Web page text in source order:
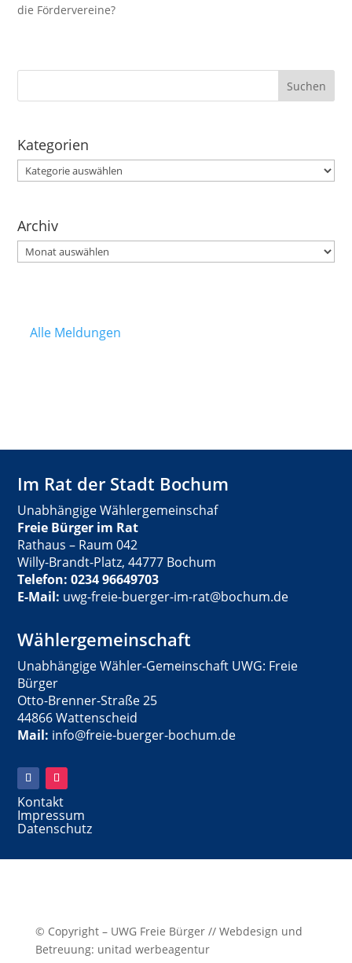
die Fördervereine?
Kategorien
Kategorien
Archiv
Archiv
Alle Meldungen
Im Rat der Stadt Bochum
Unabhängige Wählergemeinschaf
Freie Bürger im Rat
Rathaus – Raum 042
Willy-Brandt-Platz, 44777 Bochum
Telefon: 0234 96649703
E-Mail: uwg-freie-buerger-im-rat@bochum.de
Wählergemeinschaft
Unabhängige Wähler-Gemeinschaft UWG: Freie
Bürger
Otto-Brenner-Straße 25
44866 Wattenscheid
Mail: info@freie-buerger-bochum.de
Kontakt
Impressum
Datenschutz
© Copyright – UWG Freie Bürger // Webdesign und
Betreuung: unitad werbeagentur